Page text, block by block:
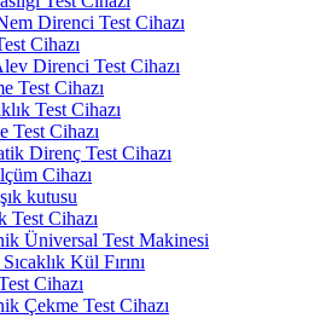
Direnci Test Cihazı
Cihazı
Direnci Test Cihazı
Test Cihazı
Test Cihazı
Test Cihazı
Direnç Test Cihazı
Cihazı
kutusu
Test Cihazı
Üniversal Test Makinesi
Kül Fırını
Cihazı
Çekme Test Cihazı